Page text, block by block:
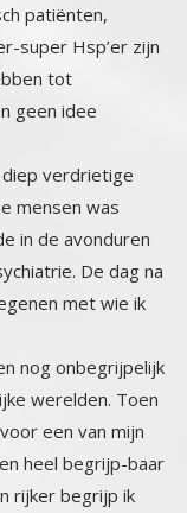
patiënten,
super Hsp’er zijn
tot
geen idee
verdrietige
mensen was
in de avonduren
De dag na
met wie ik
nog onbegrijpelijk
werelden. Toen
een van mijn
heel begrijp-baar
rijker begrijp ik